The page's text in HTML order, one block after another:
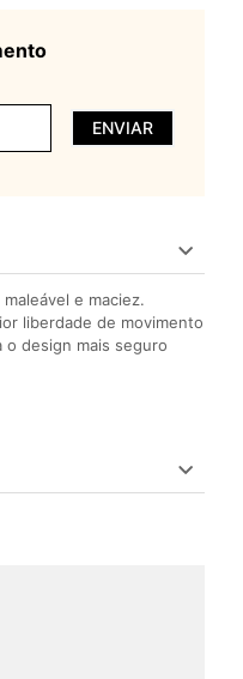
ENVIAR
e maciez.
liberdade de movimento
design mais seguro